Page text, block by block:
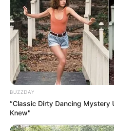
BUZZDAY
“Classic Dirty Dancing Mystery
Knew"